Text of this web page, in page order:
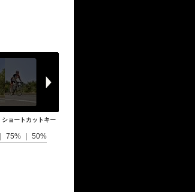
ショートカットキー
75% 50%